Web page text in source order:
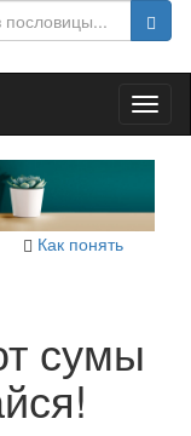
Как понять
сумы